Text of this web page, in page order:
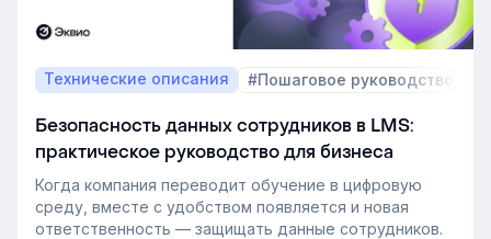
Технические описания #Пошаговое руководство
Безопасность данных сотрудников в LMS:
практическое руководство для бизнеса
Когда компания переводит обучение в цифровую
среду, вместе с удобством появляется и новая
ответственность — защищать данные сотрудников.